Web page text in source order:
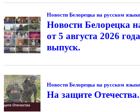
Новости Белорецка на русском языке
Новости Белорецка
от 5 августа 2026
выпуск.
Новости Белорецка на русском языке
На защите Отечества.